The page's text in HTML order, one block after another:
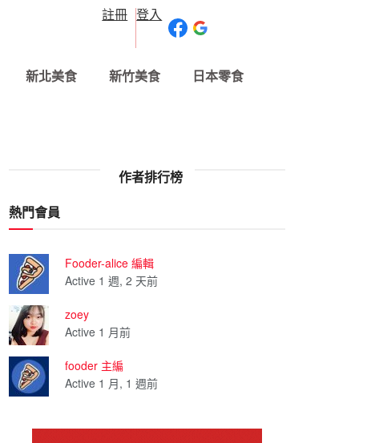
註冊 登入
新北美食 新竹美食 日本零食
作者排行榜
熱門會員
Fooder-alice 編輯
Active 1 週, 2 天前
zoey
Active 1 月前
fooder 主編
Active 1 月, 1 週前